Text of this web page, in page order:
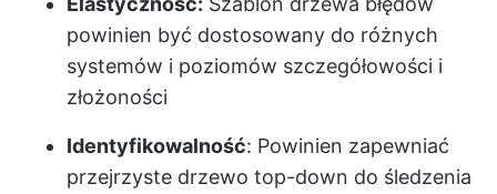
powinien być dostosowany do różnych
systemów i poziomów szczegółowości i
złożoności
Identyfikowalność: Powinien zapewniać
przejrzyste drzewo top-down do śledzenia